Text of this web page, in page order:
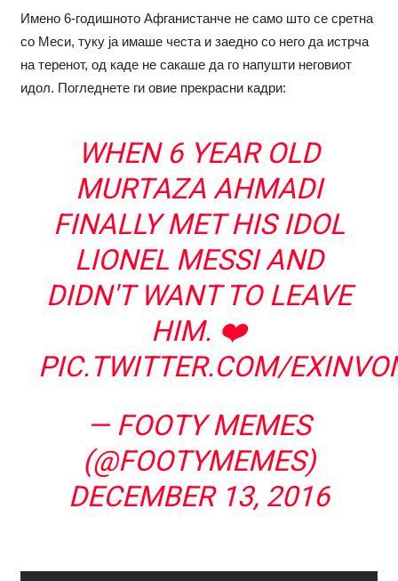
Имено 6-годишното Афганистанче не само што се сретна
со Меси, туку ја имаше честа и заедно со него да истрча
на теренот, од каде не сакаше да го напушти неговиот
идол. Погледнете ги овие прекрасни кадри:
WHEN 6 YEAR OLD
MURTAZA AHMADI
FINALLY MET HIS IDOL
LIONEL MESSI AND
DIDN'T WANT TO LEAVE
HIM. ❤️
PIC.TWITTER.COM/
— FOOTY MEMES
(@FOOTYMEMES)
DECEMBER 13, 2016